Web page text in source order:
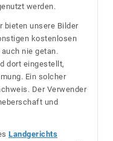
werden.
bieten unsere Bilder
kostenlosen
nie getan.
dort eingestellt,
Ein solcher
Der Verwender
und
Landgerichts